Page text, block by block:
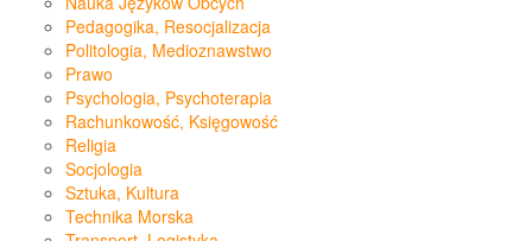
Pedagogika, Resocjalizacja
Politologia, Medioznawstwo
Prawo
Psychologia, Psychoterapia
Rachunkowość, Księgowość
Religia
Socjologia
Sztuka, Kultura
Technika Morska